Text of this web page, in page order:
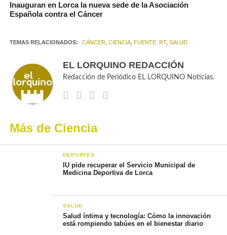
Inauguran en Lorca la nueva sede de la Asociación
Española contra el Cáncer
TEMAS RELACIONADOS: CÁNCER, CIENCIA, FUENTE: RT, SALUD
EL LORQUINO REDACCIÓN
Redacción de Periódico EL LORQUINO Noticias.
Más de Ciencia
DEPORTES
IU pide recuperar el Servicio Municipal de
Medicina Deportiva de Lorca
SALUD
Salud íntima y tecnología: Cómo la innovación
está rompiendo tabúes en el bienestar diario